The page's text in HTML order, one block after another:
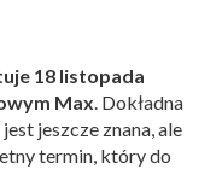
18 listopada
Max. Dokładna
jeszcze znana, ale
termin, który do